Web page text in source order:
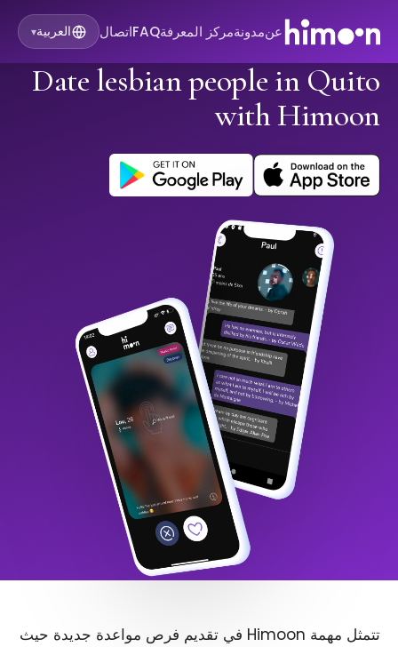
عنمدونةمركز المعرفةFAQاتصال العربية▾
Date lesbian people in Quito
with Himoon
تتمثل مهمة Himoon في تقديم فرص مواعدة جديدة حيث